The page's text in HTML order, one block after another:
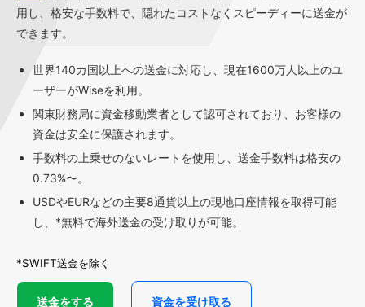
用し、格安な手数料で、隠れたコストなくスピーディーに送金が
できます。
世界140カ国以上への送金に対応し、現在1600万人以上のユ
ーザーがWiseを利用。
関東財務局に資金移動業者として認可されており、お客様の
資金は安全に保護されます。
手数料の上乗せのないレートを使用し、送金手数料は格安の
0.73%〜。
USDやEURなどの主要8通貨以上の現地口座情報を取得可能
し、*無料で海外送金の受け取りが可能。
*SWIFT送金を除く
送金をする 資金を受け取る